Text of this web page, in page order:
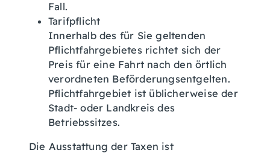
Fall.
Tarifpflicht
Innerhalb des für Sie geltenden
Pflichtfahrgebietes richtet sich der
Preis für eine Fahrt nach den örtlich
verordneten Beförderungsentgelten.
Pflichtfahrgebiet ist üblicherweise der
Stadt- oder Landkreis des
Betriebssitzes.
Die Ausstattung der Taxen ist